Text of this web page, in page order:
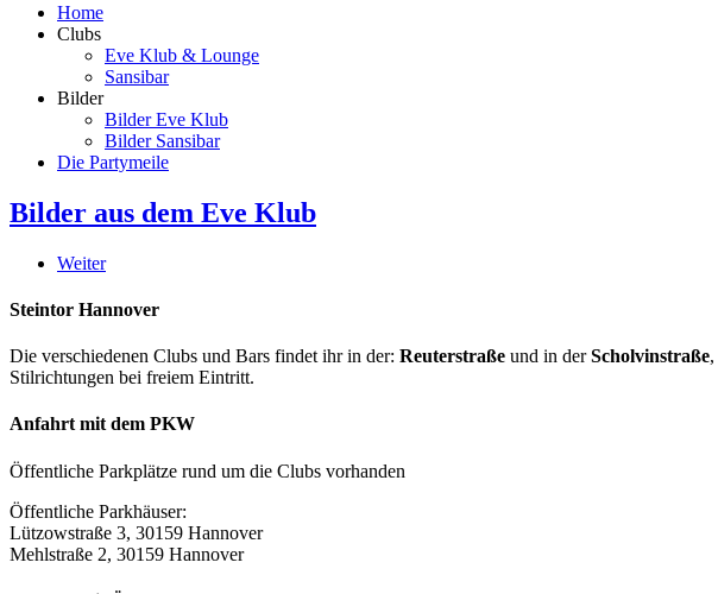
Home
Clubs
Eve Klub & Lounge
Sansibar
Bilder
Bilder Eve Klub
Bilder Sansibar
Die Partymeile
Bilder aus dem Eve Klub
Weiter
Steintor Hannover
Die verschiedenen Clubs und Bars findet ihr in der: Reuterstraße und in derScholvinstraße,
Stilrichtungen bei freiem Eintritt.
Anfahrt mit dem PKW
Öffentliche Parkplätze rund um die Clubs vorhanden
Öffentliche Parkhäuser:
Lützowstraße 3, 30159 Hannover
Mehlstraße 2, 30159 Hannover